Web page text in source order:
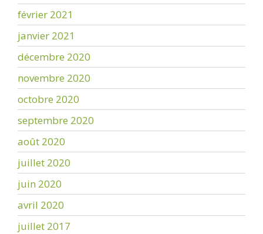
février 2021
janvier 2021
décembre 2020
novembre 2020
octobre 2020
septembre 2020
août 2020
juillet 2020
juin 2020
avril 2020
juillet 2017